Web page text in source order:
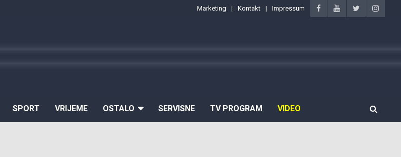
Marketing Kontakt Impressum
SPORT VRIJEME OSTALO SERVISNE TV PROGRAM VIDEO